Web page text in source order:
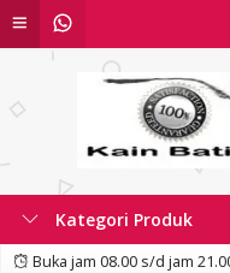
Kategori Produk
Buka jam 08.00 s/d jam